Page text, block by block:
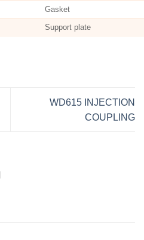
Gasket
Support plate
WD615 INJECTION
COUPLING